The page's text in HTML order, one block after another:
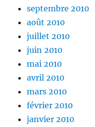
septembre 2010
août 2010
juillet 2010
juin 2010
mai 2010
avril 2010
mars 2010
février 2010
janvier 2010